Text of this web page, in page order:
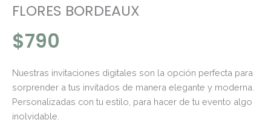
FLORES BORDEAUX
$790
Nuestras invitaciones digitales son la opción perfecta para
sorprender a tus invitados de manera elegante y moderna.
Personalizadas con tu estilo, para hacer de tu evento algo
inolvidable.